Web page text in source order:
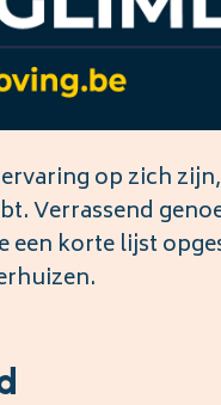
op zich
Verrassend
een korte lijst